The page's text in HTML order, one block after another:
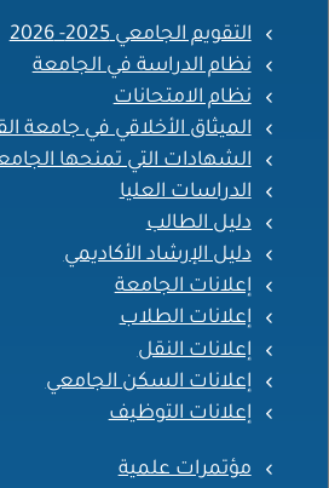
التقويم الجامعي 2025- 2026
نظام الدراسة في الجامعة
نظام الامتحانات
الميثاق الأخلاقي في جامعة
الشهادات التي تمنحها
الدراسات العليا
دليل الطالب
دليل الإرشاد الأكاديمي
إعلانات الجامعة
إعلانات الطلاب
إعلانات النقل
إعلانات السكن الجامعي
إعلانات التوظيف
مؤتمرات علمية